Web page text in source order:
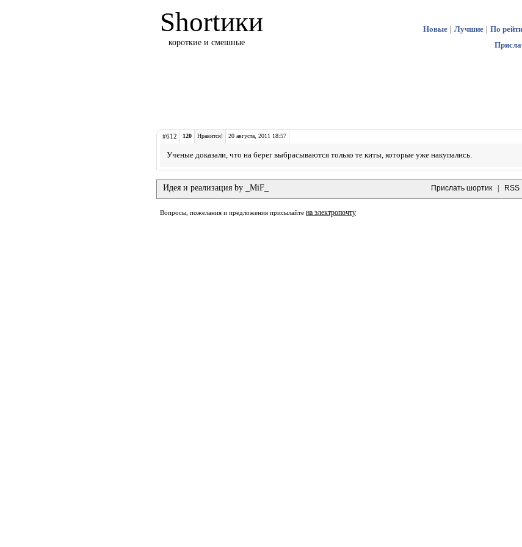
Shortики
Новые | Лучшие | По
короткие и смешные
#612 120 Нравится! 20 августа, 2011 18:57
Ученые доказали, что на берег выбрасываются только те киты, которые уже накупались.
Идея и реализация by _MiF_ Прислать шортик RSS
Вопросы, пожелания и предложения присылайте на электропочту